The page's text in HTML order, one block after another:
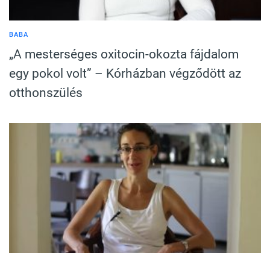
BABA
„A mesterséges oxitocin-okozta fájdalom
egy pokol volt” – Kórházban végződött az
otthonszülés